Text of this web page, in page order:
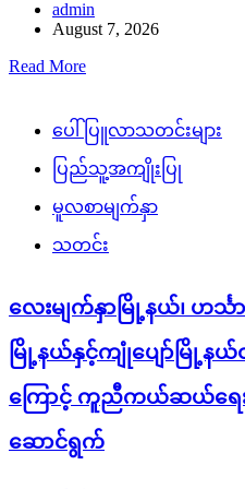
admin
August 7, 2026
Read More
ပေါ်ပြူလာသတင်းများ
ပြည်သူ့အကျိုးပြု
မူလစာမျက်နှာ
သတင်း
လေးမျက်နှာမြို့နယ်၊ ဟင်္
မြို့နယ်နှင့်ကျုံပျော်မြို့နယ်
ကြောင့် ကူညီကယ်ဆယ်ရေ
ဆောင်ရွက်